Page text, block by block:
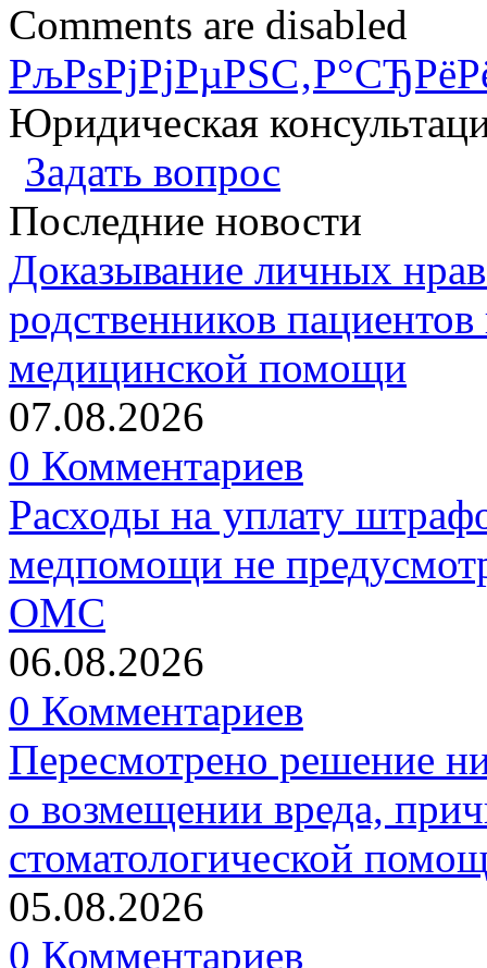
Comments are disabled
Юридическая
Задать вопрос
Последние новости
Доказывание личных
родственников
медицинской помощи
07.08.2026
0 Комментариев
Расходы на уплату
медпомощи не
ОМС
06.08.2026
0 Комментариев
Пересмотрено решение
о возмещении вреда,
стоматологической
05.08.2026
0 Комментариев